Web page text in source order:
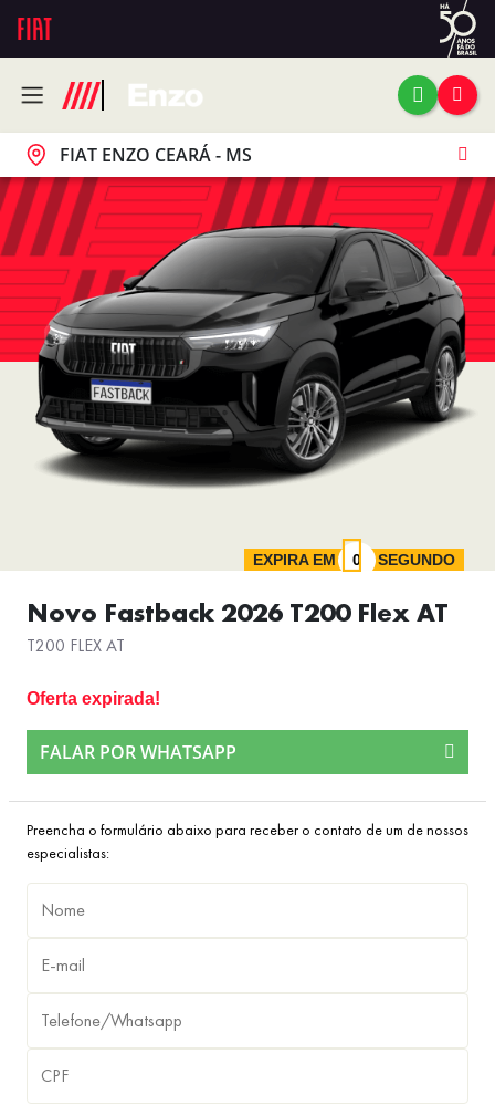
FIAT ENZO CEARÁ - MS
EXPIRA EM SEGUNDO
Novo Fastback 2026 T200 Flex AT
T200 FLEX AT
Oferta expirada!
FALAR POR WHATSAPP
Preencha o formulário abaixo para receber o contato de um de nossos
especialistas: